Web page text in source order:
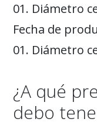
01. Diámetro
Fecha de
01. Diámetro
¿A qué
debo